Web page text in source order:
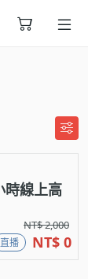
時線上高
NT$ 2,000
直播 NT$ 0